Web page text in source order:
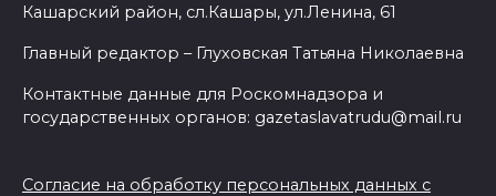
Кашарский район, сл.Кашары, ул.Ленина, 61
Главный редактор – Глуховская Татьяна Николаевна
Контактные данные для Роскомнадзора и
государственных органов: gazetaslavatrudu@mail.ru
Согласие на обработку персональных данных с